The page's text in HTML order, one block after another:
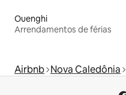
Ouenghi
Arrendamentos de férias
Airbnb Nova Caledônia